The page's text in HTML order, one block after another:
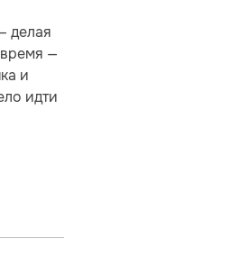
делая
—
и
идти